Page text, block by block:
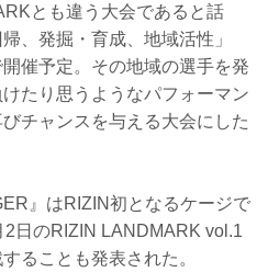
とも違う大会であると話
、発掘・育成、地域活性」
開催予定。その地域の選手を発
たり思うようなパフォーマン
チャンスを与える大会にした
』はRIZIN初となるケージで
日のRIZIN LANDMARK vol.1
ることも発表された。